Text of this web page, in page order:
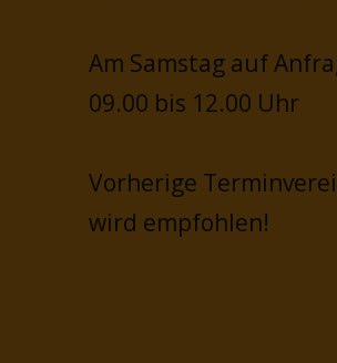
Am Samstag auf
09.00 bis 12.00 Uhr
Vorherige
wird empfohlen!